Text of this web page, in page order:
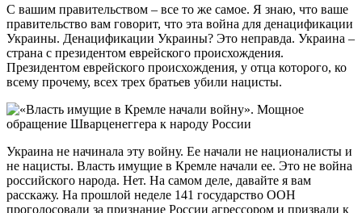
С вашим правительством – все то же самое. Я знаю, что ваше
правительство вам говорит, что эта война для денацификации
Украины. Денацификации Украины? Это неправда. Украина –
страна с президентом еврейского происхождения.
Президентом еврейского происхождения, у отца которого, ко
всему прочему, всех трех братьев убили нацисты.
Украина не начинала эту войну. Ее начали не националисты и
не нацисты. Власть имущие в Кремле начали ее. Это не война
российского народа. Нет. На самом деле, давайте я вам
расскажу. На прошлой неделе 141 государство ООН
проголосовали за признание России агрессором и призвали к